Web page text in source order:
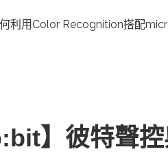
利用Color Recognition搭配
】彼特聲